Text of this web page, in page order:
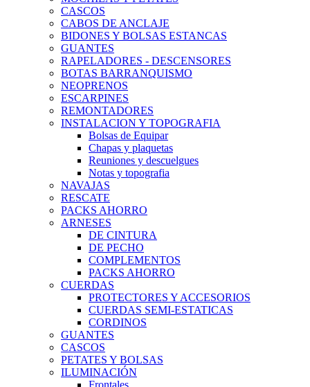
CASCOS
CABOS DE ANCLAJE
BIDONES Y BOLSAS ESTANCAS
GUANTES
RAPELADORES - DESCENSORES
BOTAS BARRANQUISMO
NEOPRENOS
ESCARPINES
REMONTADORES
INSTALACION Y TOPOGRAFIA
Bolsas de Equipar
Chapas y plaquetas
Reuniones y descuelgues
Notas y topografia
NAVAJAS
RESCATE
PACKS AHORRO
ARNESES
DE CINTURA
DE PECHO
COMPLEMENTOS
PACKS AHORRO
CUERDAS
PROTECTORES Y ACCESORIOS
CUERDAS SEMI-ESTATICAS
CORDINOS
GUANTES
CASCOS
PETATES Y BOLSAS
ILUMINACIÓN
Frontales